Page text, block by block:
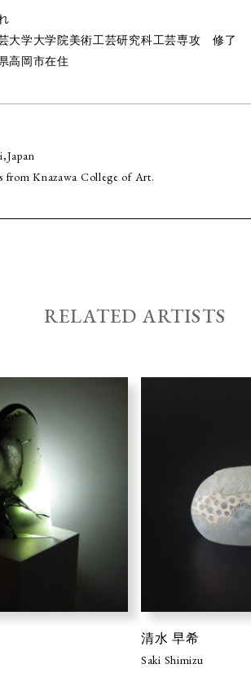
大学大学院美術工芸研究科工芸専攻 修了
高岡市在住
from Knazawa College of Art.
RELATED ARTISTS
清水 早希
Saki Shimizu